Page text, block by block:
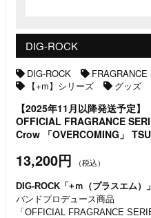
DIG-ROCK
DIG-ROCK
【+m】シリーズ
グッズ
【2025年11月以降発送予定
OFFICIAL FRAGRANCE
Crow 「OVERCOMING」
13,200円 （税込）
DIG-ROCK「+ｍ（プラスエム）」
バンドプロデュース商品
「OFFICIAL FRAGRANCE